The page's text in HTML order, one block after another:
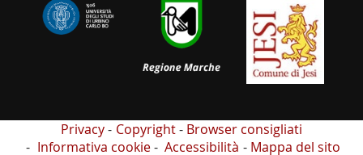
Privacy Copyright
Browser consigliati
Informativa cookie
Accessibilità Mappa del sito